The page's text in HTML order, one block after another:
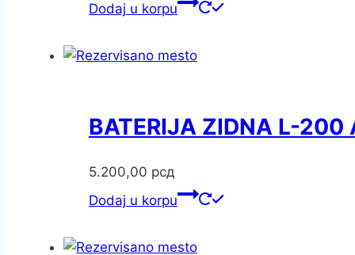
Dodaj u korpu
BATERIJA ZIDNA L-
5.200,00 рсд
Dodaj u korpu